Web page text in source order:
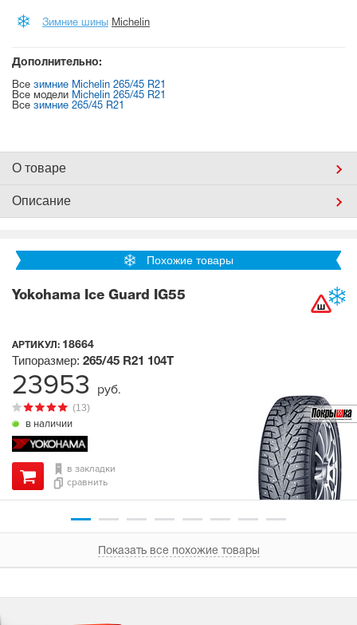
Зимние шины Michelin
Дополнительно:
Все зимние Michelin 265/45 R21
Все модели Michelin 265/45 R21
Все зимние 265/45 R21
О товаре
Описание
Похожие товары
Yokohama Ice Guard IG55
АРТИКУЛ: 18664
в наличии
(13)
Типоразмер: 265/45 R21 104T
в закладки
сравнить
23953 руб.
Показать все похожие товары